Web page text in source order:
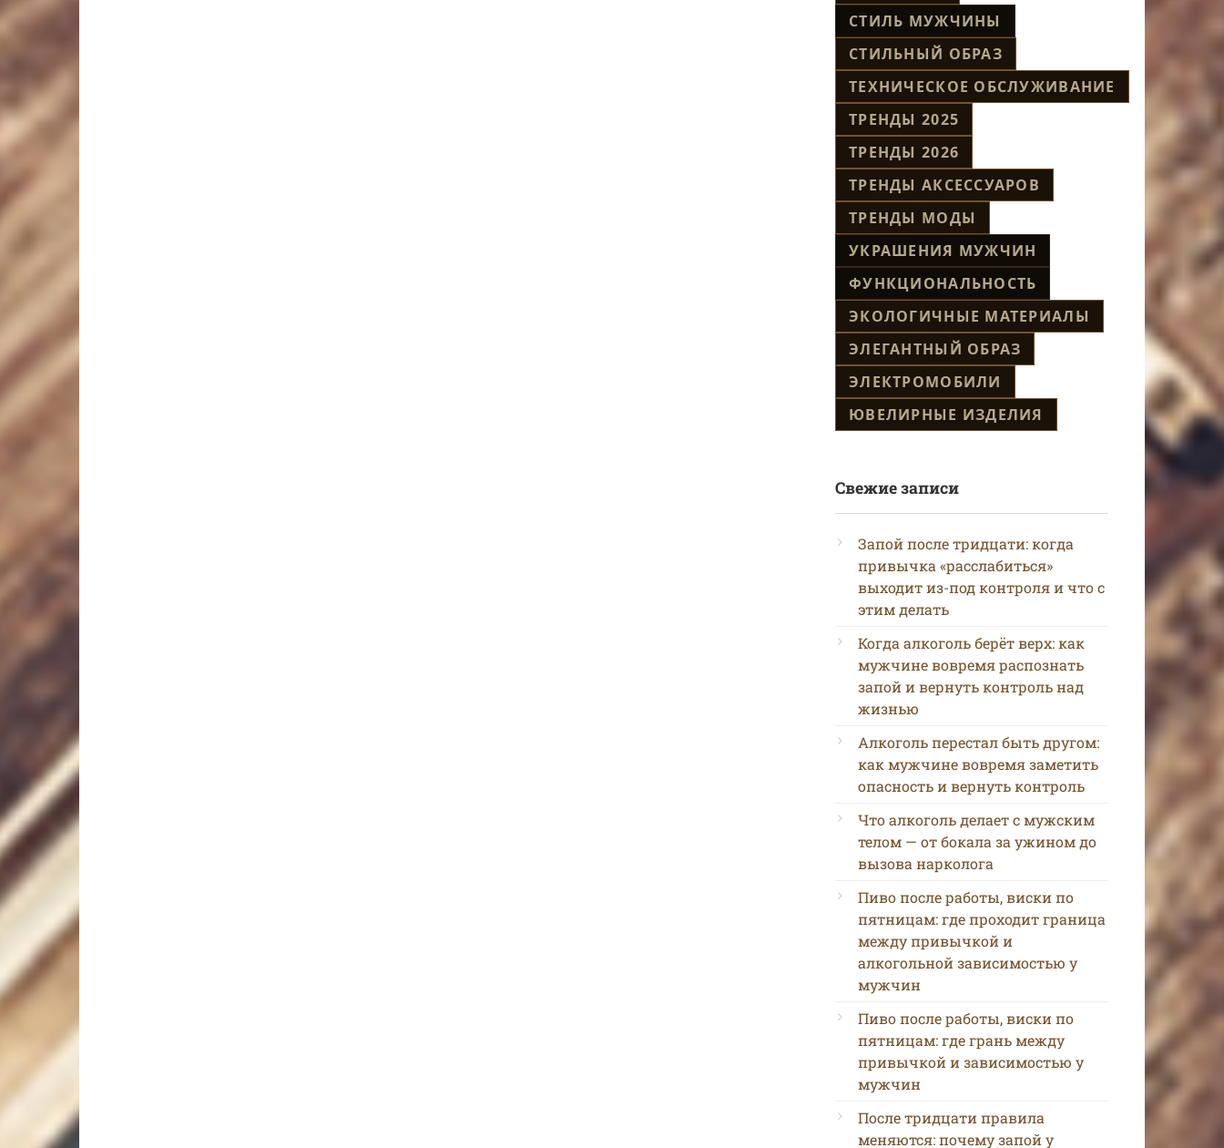
СТИЛЬ МУЖЧИНЫ
СТИЛЬНЫЙ ОБРАЗ
ТЕХНИЧЕСКОЕ ОБСЛУЖИВАНИЕ
ТРЕНДЫ 2025
ТРЕНДЫ 2026
ТРЕНДЫ АКСЕССУАРОВ
ТРЕНДЫ МОДЫ
УКРАШЕНИЯ МУЖЧИН
ФУНКЦИОНАЛЬНОСТЬ
ЭКОЛОГИЧНЫЕ МАТЕРИАЛЫ
ЭЛЕГАНТНЫЙ ОБРАЗ
ЭЛЕКТРОМОБИЛИ
ЮВЕЛИРНЫЕ ИЗДЕЛИЯ
Свежие записи
Запой после тридцати: когда
привычка «расслабиться»
выходит из-под контроля и что с
этим делать
Когда алкоголь берёт верх: как
мужчине вовремя распознать
запой и вернуть контроль над
жизнью
Алкоголь перестал быть другом:
как мужчине вовремя заметить
опасность и вернуть контроль
Что алкоголь делает с мужским
телом — от бокала за ужином до
вызова нарколога
Пиво после работы, виски по
пятницам: где проходит граница
между привычкой и
алкогольной зависимостью у
мужчин
Пиво после работы, виски по
пятницам: где грань между
привычкой и зависимостью у
мужчин
После тридцати правила
меняются: почему запой у